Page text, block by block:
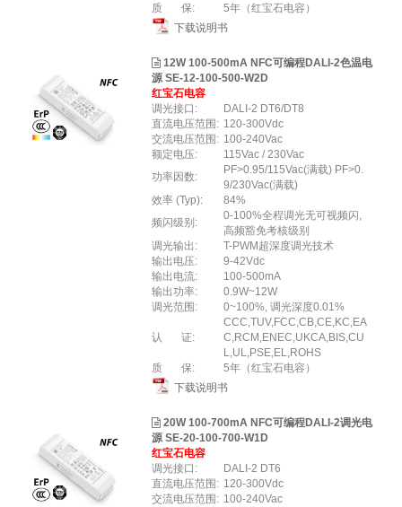
质 保:
5年（红宝石电容）
下载说明书
12W 100-500mA NFC可编程DALI-2色温电
源 SE-12-100-500-W2D
红宝石电容
调光接口:
DALI-2 DT6/DT8
直流电压范围: 120-300Vdc
交流电压范围: 100-240Vac
额定电压:
115Vac / 230Vac
功率因数:
PF>0.95/115Vac(满载) PF>0.
9/230Vac(满载)
效率 (Typ):
84%
频闪级别:
0-100%全程调光无可视频闪,
高频豁免考核级别
调光输出:
T-PWM超深度调光技术
输出电压:
9-42Vdc
输出电流:
100-500mA
输出功率:
0.9W~12W
调光范围:
0~100%, 调光深度0.01%
认 证:
CCC,TUV,FCC,CB,CE,KC,EA
C,RCM,ENEC,UKCA,BIS,CU
L,UL,PSE,EL,ROHS
质 保:
5年（红宝石电容）
下载说明书
20W 100-700mA NFC可编程DALI-2调光电
源 SE-20-100-700-W1D
红宝石电容
调光接口:
DALI-2 DT6
直流电压范围: 120-300Vdc
交流电压范围: 100-240Vac